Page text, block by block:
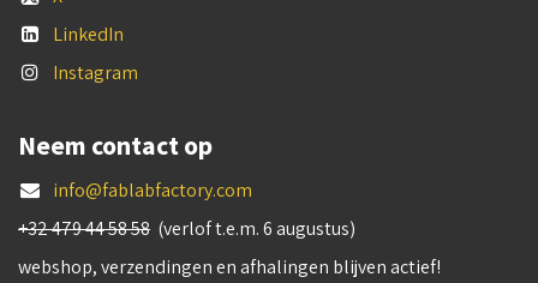
LinkedIn
Instagram
Neem contact op
info@fablabfactory.com
+32 479 44 58 58 (verlof t.e.m. 6 augustus)
webshop, verzendingen en afhalingen blijven actief!